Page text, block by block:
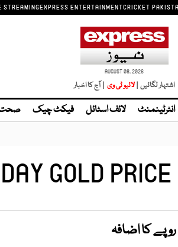
STREAMINGEXPRESS ENTERTAINMENTCRICKET
AUGUST 08, 2026
اشتہار لگائیں | | آج کا اخبار
انٹرٹینمنٹ لائف اسٹائل فیکٹ چیک
GOLD